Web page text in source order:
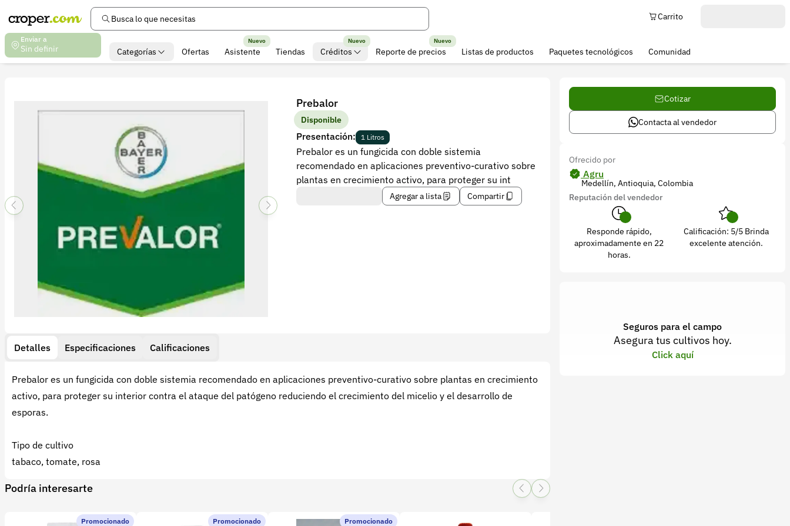
Busca lo que necesitas
Enviar a
Sin definir
Carrito
Categorías Ofertas Asistente
Nuevo
Tiendas Créditos
Nuevo
Reporte de precios
Nuevo
Listas de productos Paquetes tecnológicos Comunidad
Prebalor
Disponible
Presentación: 1 Litros
Prebalor es un fungicida con doble sistemia
recomendado en aplicaciones preventivo-curativo sobre
plantas en crecimiento activo, para proteger su int
Agregar a lista Compartir
Detalles Especificaciones Calificaciones
Prebalor es un fungicida con doble sistemia recomendado en aplicaciones preventivo-curativo sobre plantas en crecimiento
activo, para proteger su interior contra el ataque del patógeno reduciendo el crecimiento del micelio y el desarrollo de
esporas.
Tipo de cultivo
tabaco, tomate, rosa
Podría interesarte
Promocionado Promocionado Promocionado
Cotizar
Contacta al vendedor
Ofrecido por
Agru
Medellín, Antioquia, Colombia
Reputación del vendedor
Responde rápido,
aproximadamente en 22
horas.
Calificación: 5/5 Brinda
excelente atención.
Seguros para el campo
Asegura tus cultivos hoy.
Click aquí